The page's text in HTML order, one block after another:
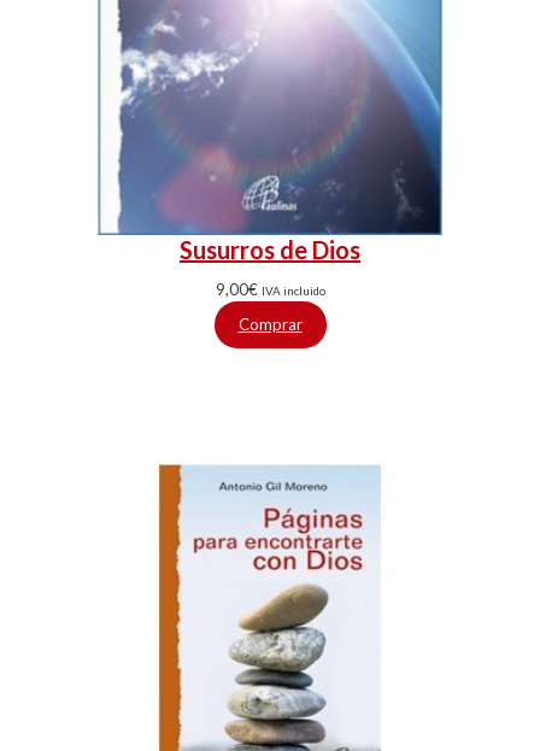
Susurros de Dios
9,00€ IVA incluido
Comprar